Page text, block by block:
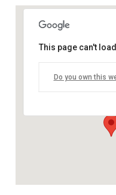
This page can't
Do you own this